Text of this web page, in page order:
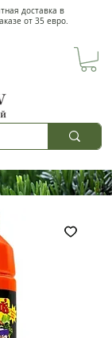
доставка в
от 35 евро.